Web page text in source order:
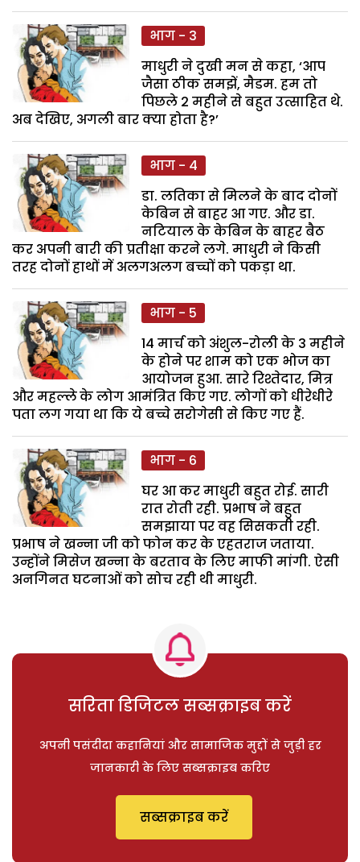
भाग - 3
माधुरी ने दुखी मन से कहा, ‘आप
जैसा ठीक समझें, मैडम. हम तो
पिछले 2 महीने से बहुत उत्साहित थे.
अब देखिए, अगली बार क्या होता है?’
भाग - 4
डा. लतिका से मिलने के बाद दोनों
केबिन से बाहर आ गए. और डा.
नटियाल के केबिन के बाहर बैठ
कर अपनी बारी की प्रतीक्षा करने लगे. माधुरी ने किसी
तरह दोनों हाथों में अलगअलग बच्चों को पकड़ा था.
भाग - 5
14 मार्च को अंशुल-रोली के 3 महीने
के होने पर शाम को एक भोज का
आयोजन हुआ. सारे रिश्तेदार, मित्र
और महल्ले के लोग आमंत्रित किए गए. लोगों को धीरेधीरे
पता लग गया था कि ये बच्चे सरोगेसी से किए गए हैं.
भाग - 6
घर आ कर माधुरी बहुत रोई. सारी
रात रोती रही. प्रभाष ने बहुत
समझाया पर वह सिसकती रही.
प्रभाष ने खन्ना जी को फोन कर के एहतराज जताया.
उन्होंने मिसेज खन्ना के बरताव के लिए माफी मांगी. ऐसी
अनगिनत घटनाओं को सोच रही थी माधुरी.
सरिता डिजिटल सब्सक्राइब करें
अपनी पसंदीदा कहानियां और सामाजिक मुद्दों से जुड़ी हर
जानकारी के लिए सब्सक्राइब करिए
सब्सक्राइब करें